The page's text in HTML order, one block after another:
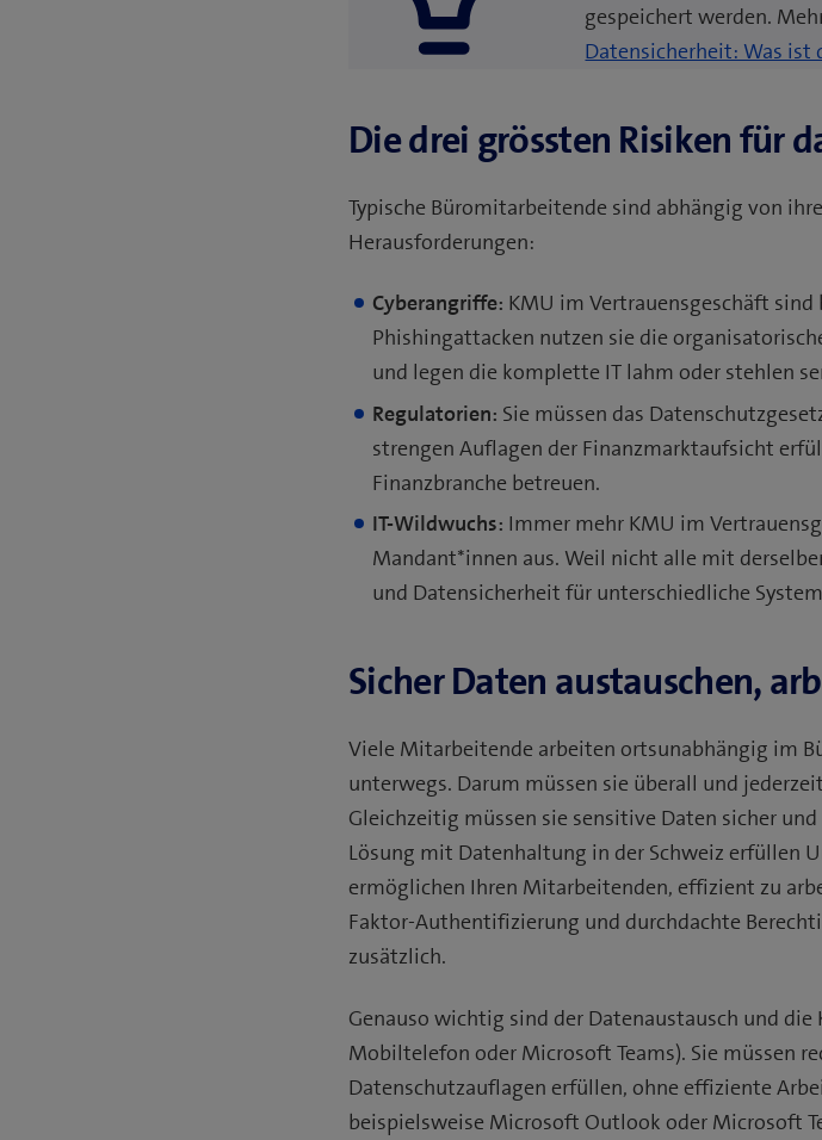
gespeichert werden.
Datensicherheit: Was ist
Die drei grössten Risiken für
Typische Büromitarbeitende sind abhängig von
Herausforderungen:
Cyberangriffe: KMU im Vertrauensgeschäft
Phishingattacken nutzen sie die
und legen die komplette IT lahm oder stehlen
Regulatorien: Sie müssen das
strengen Auflagen der Finanzmarktaufsicht
Finanzbranche betreuen.
IT-Wildwuchs: Immer mehr KMU im
Mandant*innen aus. Weil nicht alle mit
und Datensicherheit für unterschiedliche
Sicher Daten austauschen,
Viele Mitarbeitende arbeiten ortsunabhängig im
unterwegs. Darum müssen sie überall und
Gleichzeitig müssen sie sensitive Daten sicher
Lösung mit Datenhaltung in der Schweiz erfüllen
ermöglichen Ihren Mitarbeitenden, effizient zu
Faktor-Authentifizierung und durchdachte
zusätzlich.
Genauso wichtig sind der Datenaustausch und
Mobiltelefon oder Microsoft Teams). Sie müssen
Datenschutzauflagen erfüllen, ohne effiziente
beispielsweise Microsoft Outlook oder Microsoft